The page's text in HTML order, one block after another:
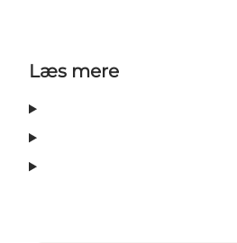
Læs mere